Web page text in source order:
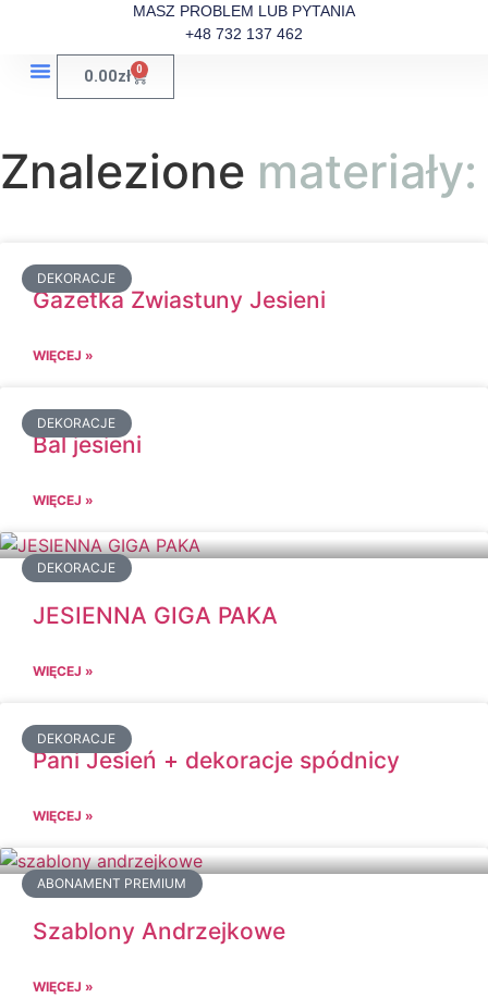
MASZ PROBLEM LUB PYTANIA
+48 732 137 462
0.00zł 0
Znalezione materiały:
DEKORACJE
Gazetka Zwiastuny Jesieni
WIĘCEJ »
DEKORACJE
Bal jesieni
WIĘCEJ »
DEKORACJE
JESIENNA GIGA PAKA
WIĘCEJ »
DEKORACJE
Pani Jesień + dekoracje spódnicy
WIĘCEJ »
ABONAMENT PREMIUM
Szablony Andrzejkowe
WIĘCEJ »